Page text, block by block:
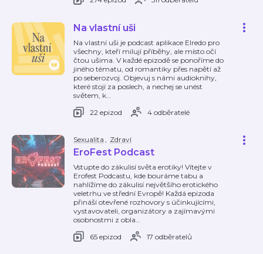
Na vlastní uši
Na vlastní uši je podcast aplikace Elredo pro
všechny, kteří milují příběhy, ale místo očí
čtou ušima. V každé epizodě se ponoříme do
jiného tématu, od romantiky přes napětí až
po seberozvoj. Objevuj s námi audioknihy,
které stojí za poslech, a nechej se unést
světem, k…
22 epizod
4 odběratelé
Sexualita , Zdraví
EroFest Podcast
Vstupte do zákulisí světa erotiky! Vítejte v
Erofest Podcastu, kde bouráme tabu a
nahlížíme do zákulisí největšího erotického
veletrhu ve střední Evropě! Každá epizoda
přináší otevřené rozhovory s účinkujícími,
vystavovateli, organizátory a zajímavými
osobnostmi z obla…
65 epizod
17 odběratelů